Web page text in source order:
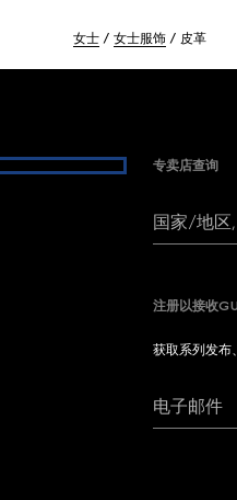
女士 女士服饰 皮革
专卖店查询
国家/地区
注册以接收
获取系列发布
电子邮件